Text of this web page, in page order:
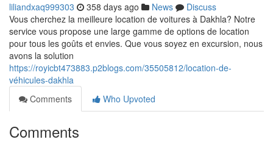
liliandxaq999303 358 days ago News
Discuss
Vous cherchez la meilleure location de voitures à Dakhla? Notre
service vous propose une large gamme de options de location
pour tous les goûts et envies. Que vous soyez en excursion, nous
avons la solution
https://royicbt473883.p2blogs.com/35505812/location-de-
véhicules-dakhla
Comments
Who Upvoted
Comments